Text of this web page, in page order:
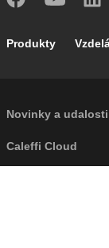
Footer
Produkty
Footer
Novinky a udalosti
Caleffi Cloud